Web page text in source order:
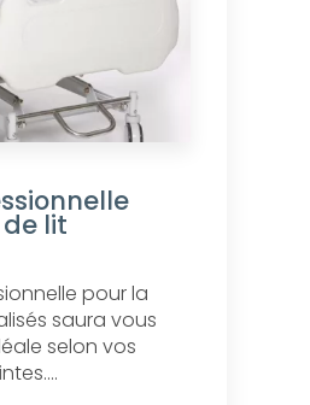
lit
pour la
saura vous
selon vos